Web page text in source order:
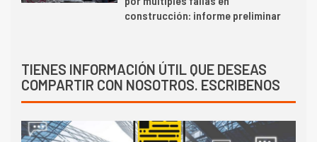
construcción: informe preliminar
TIENES INFORMACIÓN ÚTIL QUE DESEAS
COMPARTIR CON NOSOTROS. ESCRIBENOS